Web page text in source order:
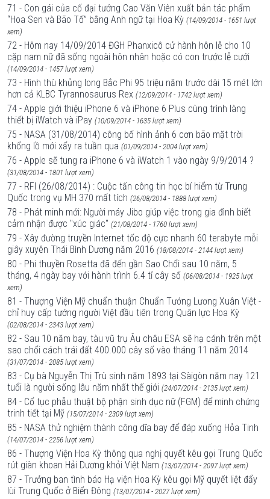
71 - Con gái của cố đại tướng Cao Văn Viên xuất bản tác phẩm
“Hoa Sen và Bão Tố” bằng Anh ngữ tại Hoa Kỳ (14/09/2014 - 1651 lượt
xem)
72 - Hôm nay 14/09/2014 ĐGH Phanxicô cử hành hôn lễ cho 10
cặp nam nữ đã sống ngoài hôn nhân hoặc có con trước lễ cưới
(14/09/2014 - 1457 lượt xem)
73 - Hình thù khủng long Bắc Phi 95 triệu năm trước dài 15 mét lớn
hơn cả KLBC Tyrannosaurus Rex (12/09/2014 - 1742 lượt xem)
74 - Apple giới thiệu iPhone 6 và iPhone 6 Plus cùng trình làng
thiết bị iWatch và iPay (10/09/2014 - 1635 lượt xem)
75 - NASA (31/08/2014) công bố hình ảnh 6 cơn bão mặt trời
khổng lồ mới xẩy ra tuần qua (01/09/2014 - 2004 lượt xem)
76 - Apple sẽ tung ra iPhone 6 và iWatch 1 vào ngày 9/9/2014 ?
(31/08/2014 - 1801 lượt xem)
77 - RFI (26/08/2014) : Cuộc tấn công tin học bí hiểm từ Trung
Quốc trong vụ MH 370 mất tích (26/08/2014 - 1888 lượt xem)
78 - Phát minh mới: Người máy Jibo giúp việc trong gia đình biết
cảm nhận được "xúc giác" (21/08/2014 - 1760 lượt xem)
79 - Xây đường truyền Internet tốc độ cực nhanh 60 terabyte mỗi
giây xuyên Thái Bình Dương năm 2016 (18/08/2014 - 2144 lượt xem)
80 - Phi thuyền Rosetta đã đến gần Sao Chổi sau 10 năm, 5
tháng, 4 ngày bay với hành trình 6.4 tỉ cây số (06/08/2014 - 1925 lượt
xem)
81 - Thượng Viện Mỹ chuẩn thuận Chuẩn Tướng Lương Xuân Việt -
chỉ huy cấp tướng người Việt đầu tiên trong Quân lực Hoa Kỳ
(02/08/2014 - 2343 lượt xem)
82 - Sau 10 năm bay, tàu vũ trụ Âu châu ESA sẽ hạ cánh trên một
sao chổi cách trái đất 400.000 cây số vào tháng 11 năm 2014
(31/07/2014 - 2085 lượt xem)
83 - Cụ bà Nguyễn Thị Trù sinh năm 1893 tại Sàigòn năm nay 121
tuổi là người sống lâu năm nhất thế giới (24/07/2014 - 2135 lượt xem)
84 - Cổ tục phẫu thuật bộ phận sinh dục nữ (FGM) để minh chứng
trinh tiết tại Mỹ (15/07/2014 - 2309 lượt xem)
85 - NASA thử nghiệm thành công dĩa bay để đáp xuống Hỏa Tinh
(14/07/2014 - 2256 lượt xem)
86 - Thượng Viện Hoa Kỳ thông qua nghị quyết kêu gọi Trung Quốc
rút giàn khoan Hải Dương khỏi Việt Nam (13/07/2014 - 2097 lượt xem)
87 - Trưởng ban tình báo Hạ viện Hoa Kỳ kêu gọi Mỹ quyết liệt đẩy
lùi Trung Quốc ở Biển Đông (13/07/2014 - 2027 lượt xem)